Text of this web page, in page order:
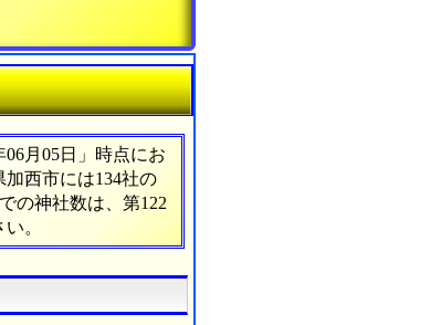
月05日」時点にお
西市には134社の
の神社数は、第122
。